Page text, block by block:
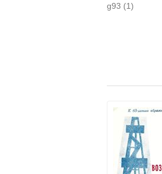
g93 (1)